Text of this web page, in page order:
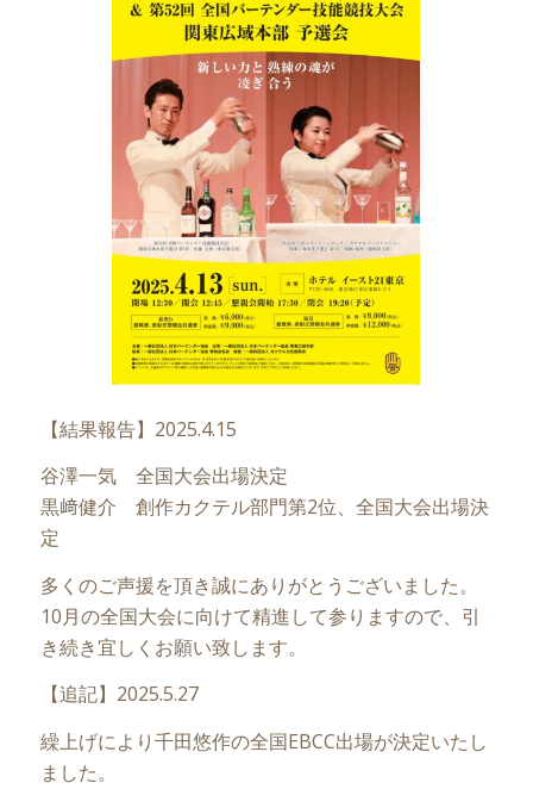
【結果報告】2025.4.15
谷澤一気 全国大会出場決定
黒﨑健介 創作カクテル部門第2位、全国大会出場決
定
多くのご声援を頂き誠にありがとうございました。
10月の全国大会に向けて精進して参りますので、引
き続き宜しくお願い致します。
【追記】2025.5.27
繰上げにより千田悠作の全国EBCC出場が決定いたし
ました。